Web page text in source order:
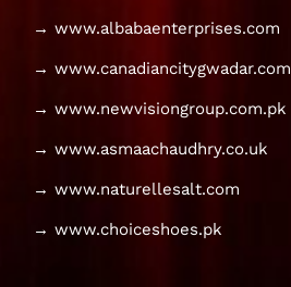
→ www.albabaenterprises.com
→ www.canadiancitygwadar.com
→ www.newvisiongroup.com.pk
→ www.asmaachaudhry.co.uk
→ www.naturellesalt.com
→ www.choiceshoes.pk